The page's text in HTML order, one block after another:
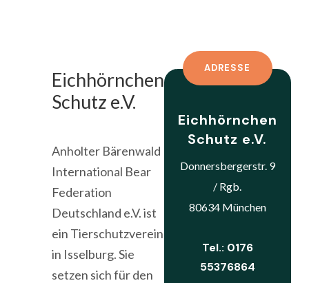
Eichhörnchen
Schutz e.V.
Anholter Bärenwald
International Bear
Federation
Deutschland e.V. ist
ein Tierschutzverein
in Isselburg. Sie
setzen sich für den
ADRESSE
Eichhörnchen
Schutz e.V.
Donnersbergerstr. 9
/ Rgb.
80634 München
Tel.: 0176
55376864